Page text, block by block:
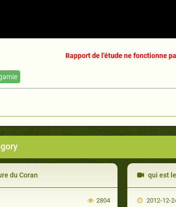
Rapport de l'étude ne fonctionne
du Coran
2804
qui est
2012-12-